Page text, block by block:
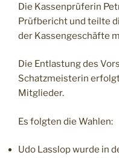
Die Kassenprüferin
Prüfbericht und teilte
der Kassengeschäfte
Die Entlastung des
Schatzmeisterin
Mitglieder.
Es folgten die Wahlen:
Udo Lasslop wurde in